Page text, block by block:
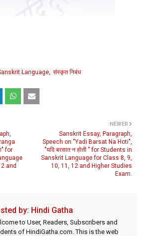
Language संस्कृत निबंध
NEWER
Sanskrit Essay, Paragraph,
Speech on "Yadi Barsat Na Hoti",
"यदि बरसात न होती " for Students in
Sanskrit Language for Class 8, 9,
10, 11, 12 and Higher Studies
Exam.
for
and
by: Hindi Gatha
to User, Readers, Subscribers and
of HindiGatha.com. This is the web